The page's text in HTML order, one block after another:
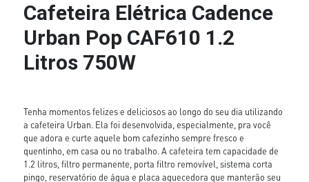
Cafeteira Elétrica Cadence
Urban Pop CAF610 1.2
Litros 750W
Tenha momentos felizes e deliciosos ao longo do seu dia utilizando
a cafeteira Urban. Ela foi desenvolvida, especialmente, pra você
que adora e curte aquele bom cafezinho sempre fresco e
quentinho, em casa ou no trabalho. A cafeteira tem capacidade de
1.2 litros, filtro permanente, porta filtro removível, sistema corta
pingo, reservatório de água e placa aquecedora que manterão seu